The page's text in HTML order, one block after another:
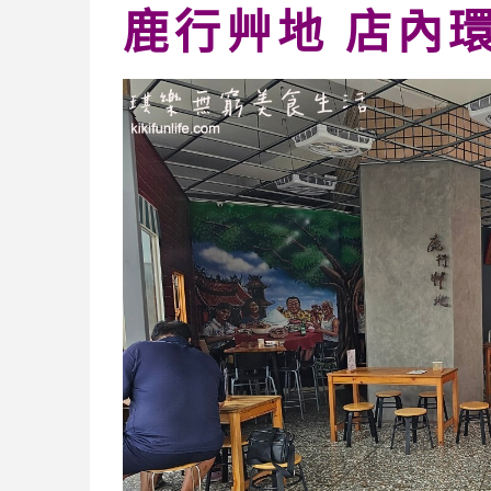
鹿行艸地 店內